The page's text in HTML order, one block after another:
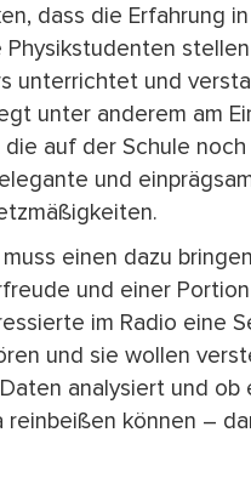
dass die Erfahrung
unterrichtet und
unter anderem am
auf der Schule
und
einen dazu
und einer
im Radio eine
und sie wollen
analysiert und ob
können –